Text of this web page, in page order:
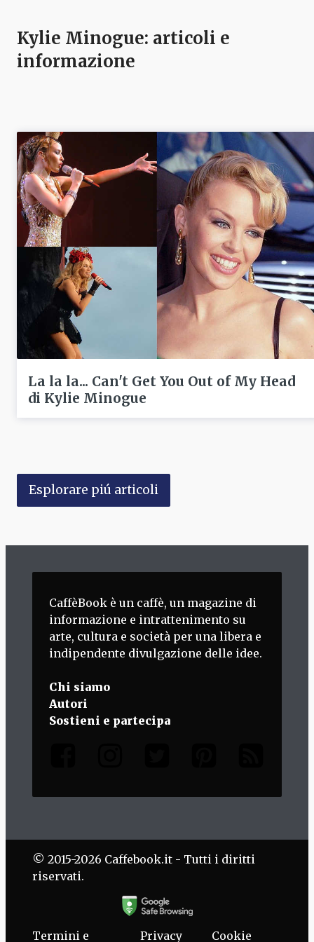
Kylie Minogue: articoli e
informazione
La la la... Can't Get You Out of My Head
di Kylie Minogue
Esplorare piú articoli
CaffèBook è un caffè, un magazine di
informazione e intrattenimento su
arte, cultura e società per una libera e
indipendente divulgazione delle idee.
Chi siamo
Autori
Sostieni e partecipa
© 2015-2026 Caffebook.it - Tutti i diritti
riservati.
Termini e Privacy Cookie